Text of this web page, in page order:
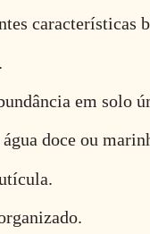
características
em solo
doce ou